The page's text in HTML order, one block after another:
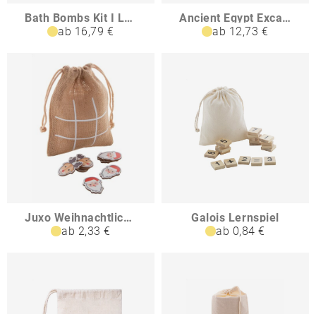
Bath Bombs Kit I Lernspiel für Kinder
ab 16,79 €
Ancient Egypt Excavation Kit I Lernspiel für Kinder
ab 12,73 €
Juxo Weihnachtliches Tic-Tac-Toe Weihnachtsmann Rentier
ab 2,33 €
Galois Lernspiel
ab 0,84 €